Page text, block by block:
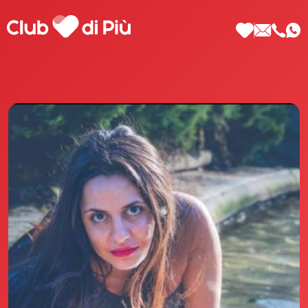
Scopri Club di Più
Le testimonianze Club di Più
La fondatrice Valeria Pilla
Annunci Donne
Agenzia matrimoniale Club di Più
Love Notebook